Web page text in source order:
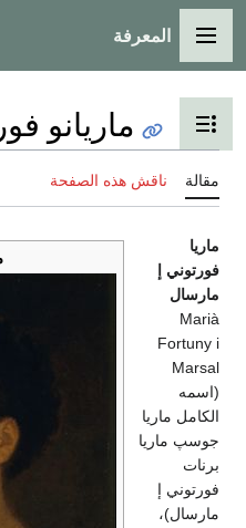
القائمة الرئيسية
المعرفة
تبديل عرض جدول المحتويات
ماريانو
مقالة ناقش هذه الصفحة
ماريا
فورتوني إ
مارسال
Marià
Fortuny i
Marsal
(اسمه
الكامل ماريا
جوسپ ماريا
برنات
فورتوني إ
مارسال)،